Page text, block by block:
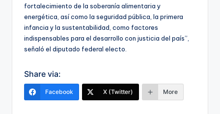
fortalecimiento de la soberanía alimentaria y
energética, así como la seguridad pública, la primera
infancia y la sustentabilidad, como factores
indispensables para el desarrollo con justicia del país”,
señaló el diputado federal electo.
Share via:
Facebook X (Twitter) More